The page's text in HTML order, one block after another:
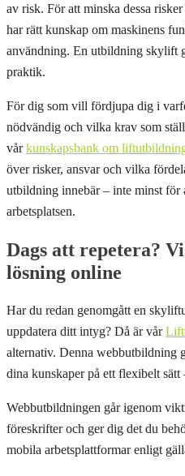
av risk. För att minska dessa
har rätt kunskap om maskinens
användning. En utbildning skylift
praktik.
För dig som vill fördjupa dig i
nödvändig och vilka krav som
vårkunskapsbank om
över risker, ansvar och vilka
utbildning innebär – inte minst för
arbetsplatsen.
Dags att repetera?
lösning online
Har du redan genomgått en
uppdatera ditt intyg? Då är vår
alternativ. Denna webbutbildning
dina kunskaper på ett flexibelt
Webbutbildningen går igenom
föreskrifter och ger dig det du
mobila arbetsplattformar enligt